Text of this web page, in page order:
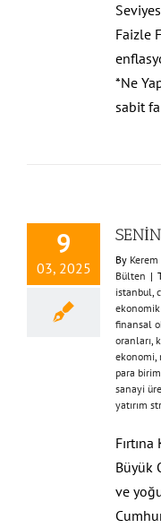
Faizle
*Ne
sabit
9
03, 2025 By Kerem
Bülten |
istanbul,
finansal
oranları,
ekonomi,
para
sanayi
yatırım
Büyük
ve